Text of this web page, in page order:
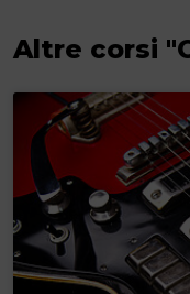
Altre corsi